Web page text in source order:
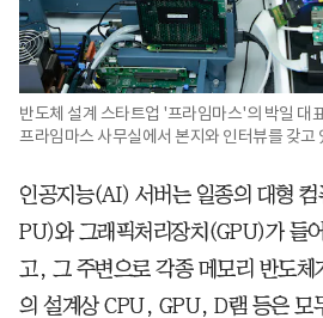
반도체 설계 스타트업 '프라임마스'의 박일 대
프라임마스 사무실에서 본지와 인터뷰를 갖고
인공지능(AI) 서버는 일종의 대형
PU)와 그래픽처리장치(GPU)가 들
고, 그 주변으로 각종 메모리 반도체
의 설계상 CPU, GPU, D램 등은 모